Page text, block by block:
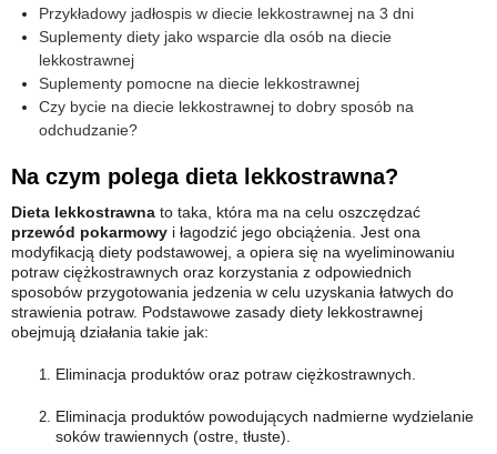
Przykładowy jadłospis w diecie lekkostrawnej na 3 dni
Suplementy diety jako wsparcie dla osób na diecie
lekkostrawnej
Suplementy pomocne na diecie lekkostrawnej
Czy bycie na diecie lekkostrawnej to dobry sposób na
odchudzanie?
Na czym polega dieta lekkostrawna?
Dieta lekkostrawna to taka, która ma na celu oszczędzać
przewód pokarmowy i łagodzić jego obciążenia. Jest ona
modyfikacją diety podstawowej, a opiera się na wyeliminowaniu
potraw ciężkostrawnych oraz korzystania z odpowiednich
sposobów przygotowania jedzenia w celu uzyskania łatwych do
strawienia potraw. Podstawowe zasady diety lekkostrawnej
obejmują działania takie jak:
Eliminacja produktów oraz potraw ciężkostrawnych.
Eliminacja produktów powodujących nadmierne wydzielanie
soków trawiennych (ostre, tłuste).